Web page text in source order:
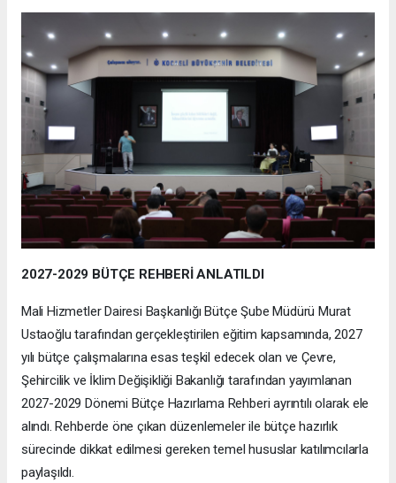
2027-2029 BÜTÇE REHBERİ ANLATILDI
Mali Hizmetler Dairesi Başkanlığı Bütçe Şube Müdürü Murat
Ustaoğlu tarafından gerçekleştirilen eğitim kapsamında, 2027
yılı bütçe çalışmalarına esas teşkil edecek olan ve Çevre,
Şehircilik ve İklim Değişikliği Bakanlığı tarafından yayımlanan
2027-2029 Dönemi Bütçe Hazırlama Rehberi ayrıntılı olarak ele
alındı. Rehberde öne çıkan düzenlemeler ile bütçe hazırlık
sürecinde dikkat edilmesi gereken temel hususlar katılımcılarla
paylaşıldı.